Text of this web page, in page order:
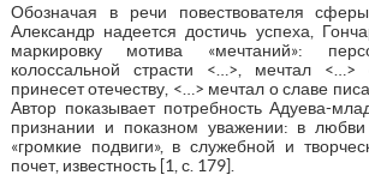
Обозначая в речи повествователя
Александр надеется достичь успеха,
маркировку мотива «мечтаний»:
колоссальной страсти <…>, мечтал <…>
принесет отечеству, <…> мечтал о славе
Автор показывает потребность Адуева-
признании и показном уважении: в
«громкие подвиги», в служебной и
почет, известность [1, с. 179].